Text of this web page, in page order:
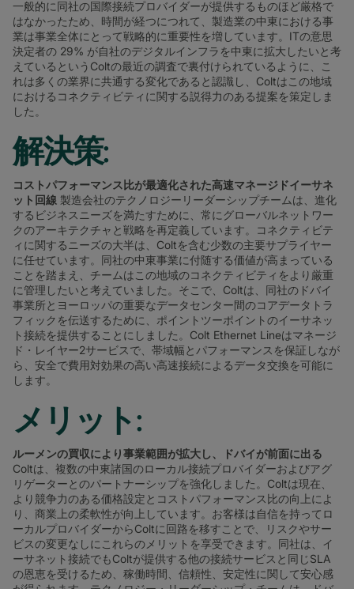
一般的に同社の国際接続プロバイダーが提供するものほど厳格で
はなかったため、時間が経つにつれて、製造業の中東における事
業は事業全体にとって戦略的に重要性を増しています。ITの意思
決定者の 29% が自社のデジタルインフラを中東に拡大したいと考
えているというColtの最近の調査で裏付けられているように、こ
れは多くの業界に共通する変化であると認識し、Coltはこの地域
におけるコネクティビティに関する説得力のある提案を策定しま
した。
解決策:
コストパフォーマンス比が最適化された高速マネージドイーサネ
ット回線 製造会社のテクノロジーリーダーシップチームは、進化
するビジネスニーズを満たすために、常にグローバルネットワー
クのアーキテクチャと戦略を再定義しています。コネクティビテ
ィに関するニーズの大半は、Coltを含む少数の主要サプライヤー
に任せています。同社の中東事業に付随する価値が高まっている
ことを踏まえ、チームはこの地域のコネクティビティをより厳重
に管理したいと考えていました。そこで、Coltは、同社のドバイ
事業所とヨーロッパの重要なデータセンター間のコアデータトラ
フィックを伝送するために、ポイントツーポイントのイーサネッ
ト接続を提供することにしました。Colt Ethernet Lineはマネージ
ド・レイヤー2サービスで、帯域幅とパフォーマンスを保証しなが
ら、安全で費用対効果の高い高速接続によるデータ交換を可能に
します。
メリット:
ルーメンの買収により事業範囲が拡大し、ドバイが前面に出る
Coltは、複数の中東諸国のローカル接続プロバイダーおよびアグ
リゲーターとのパートナーシップを強化しました。Coltは現在、
より競争力のある価格設定とコストパフォーマンス比の向上によ
り、商業上の柔軟性が向上しています。お客様は自信を持ってロ
ーカルプロバイダーからColtに回路を移すことで、リスクやサー
ビスの変更なしにこれらのメリットを享受できます。同社は、イ
ーサネット接続でもColtが提供する他の接続サービスと同じSLA
の恩恵を受けるため、稼働時間、信頼性、安定性に関して安心感